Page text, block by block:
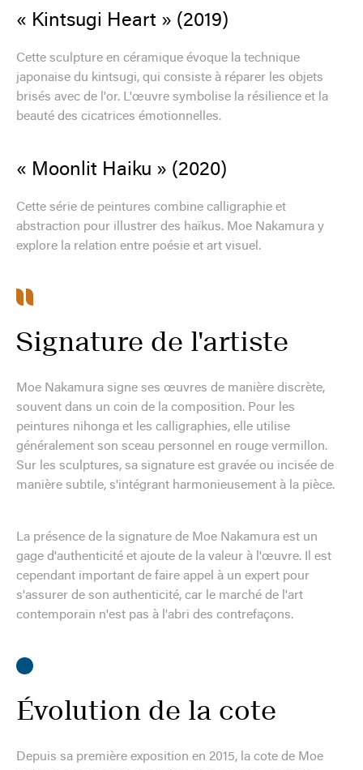
« Kintsugi Heart » (2019)
Cette sculpture en céramique évoque la technique
japonaise du kintsugi, qui consiste à réparer les objets
brisés avec de l'or. L'œuvre symbolise la résilience et la
beauté des cicatrices émotionnelles.
« Moonlit Haiku » (2020)
Cette série de peintures combine calligraphie et
abstraction pour illustrer des haïkus. Moe Nakamura y
explore la relation entre poésie et art visuel.
Signature de l'artiste
Moe Nakamura signe ses œuvres de manière discrète,
souvent dans un coin de la composition. Pour les
peintures nihonga et les calligraphies, elle utilise
généralement son sceau personnel en rouge vermillon.
Sur les sculptures, sa signature est gravée ou incisée de
manière subtile, s'intégrant harmonieusement à la pièce.
La présence de la signature de Moe Nakamura est un
gage d'authenticité et ajoute de la valeur à l'œuvre. Il est
cependant important de faire appel à un expert pour
s'assurer de son authenticité, car le marché de l'art
contemporain n'est pas à l'abri des contrefaçons.
Évolution de la cote
Depuis sa première exposition en 2015, la cote de Moe